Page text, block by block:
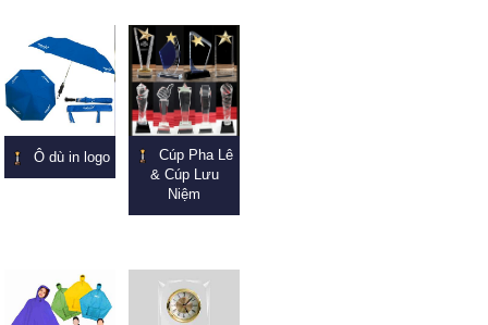
Ô dù in logo
Cúp Pha Lê
& Cúp Lưu
Niệm